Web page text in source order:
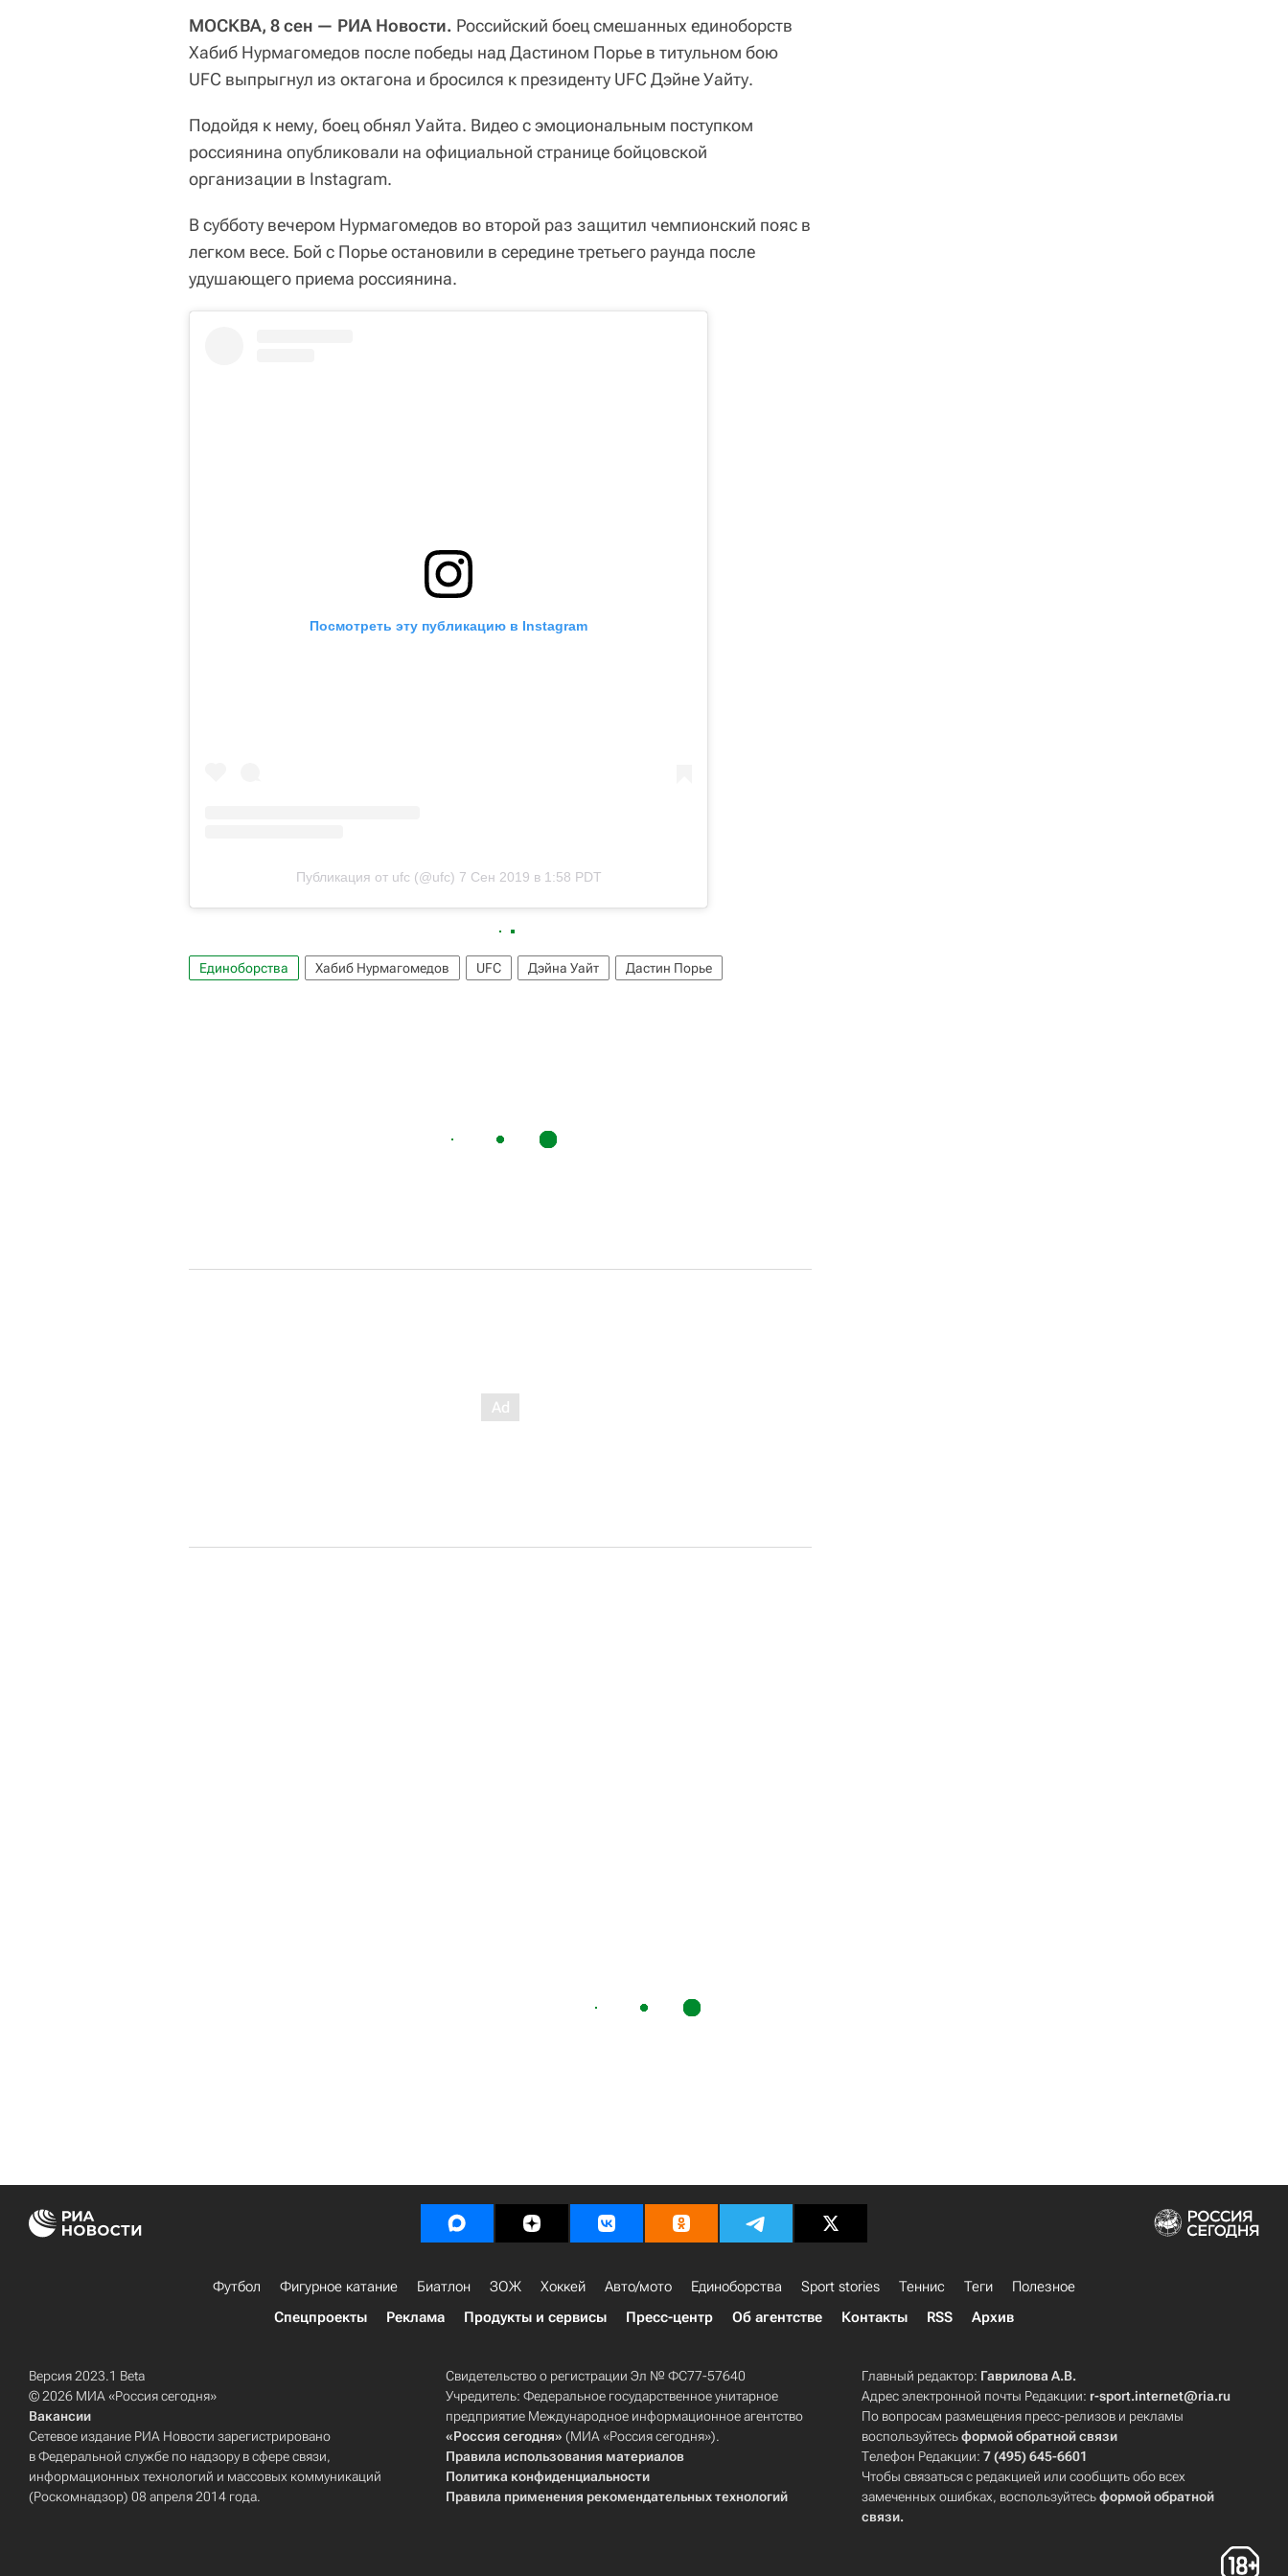
МОСКВА, 8 сен — РИА Новости. Российский боец смешанных единоборств
Хабиб Нурмагомедов после победы над Дастином Порье в титульном бою
UFC выпрыгнул из октагона и бросился к президенту UFC Дэйне Уайту.
Подойдя к нему, боец обнял Уайта. Видео с эмоциональным поступком
россиянина опубликовали на официальной странице бойцовской
организации в Instagram.
В субботу вечером Нурмагомедов во второй раз защитил чемпионский пояс в
легком весе. Бой с Порье остановили в середине третьего раунда после
удушающего приема россиянина.
Посмотреть эту публикацию в Instagram
Публикация от ufc (@ufc) 7 Сен 2019 в 1:58 PDT
Единоборства Хабиб Нурмагомедов UFC Дэйна Уайт Дастин Порье
Футбол Фигурное катание Биатлон ЗОЖ Хоккей Авто/мото Единоборства Sport stories Теннис Теги
Полезное
Спецпроекты
Реклама Продукты и сервисы Пресс-центр Об агентстве Контакты RSS Архив
Версия 2023.1 Beta
© 2026 МИА «Россия сегодня»
Вакансии
Сетевое издание РИА Новости зарегистрировано
в Федеральной службе по надзору в сфере связи,
информационных технологий и массовых коммуникаций
(Роскомнадзор) 08 апреля 2014 года.
Свидетельство о регистрации Эл № ФС77-57640
Учредитель: Федеральное государственное унитарное
предприятие Международное информационное агентство
«Россия сегодня» (МИА «Россия сегодня»).
Правила использования материалов
Политика конфиденциальности
Правила применения рекомендательных технологий
Главный редактор: Гаврилова А.В.
Адрес электронной почты Редакции: r-sport.internet@ria.ru
По вопросам размещения пресс-релизов и рекламы
воспользуйтесьформой обратной связи
Телефон Редакции:7 (495) 645-6601
Чтобы связаться с редакцией или сообщить обо всех
замеченных ошибках, воспользуйтесьформой обратной
связи.